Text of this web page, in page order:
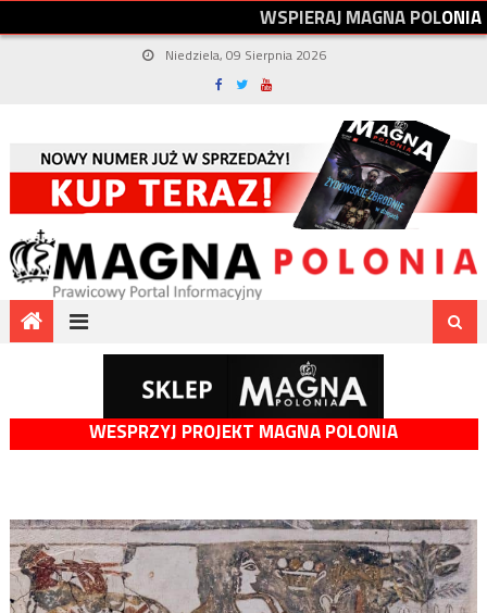
WSPIERAJMAGNAPOLONIA
Niedziela, 09 Sierpnia 2026
WESPRZYJ PROJEKT MAGNA POLONIA